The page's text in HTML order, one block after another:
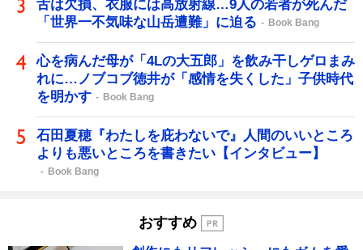
舌は欠損、衣服には高放射線…9人の若者が死んだ
「世界一不気味な山岳遭難」に迫る
Book Bang
心を病んだ母が「4Lの大五郎」を飲み干しゲロまみ
れに…ノブコブ徳井が「感情を失くした」子供時代
を明かす
Book Bang
石田夏穂『わたしを庇わないで』人間のいいところ
よりも悪いところを書きたい【インタビュー】
Book Bang
おすすめ